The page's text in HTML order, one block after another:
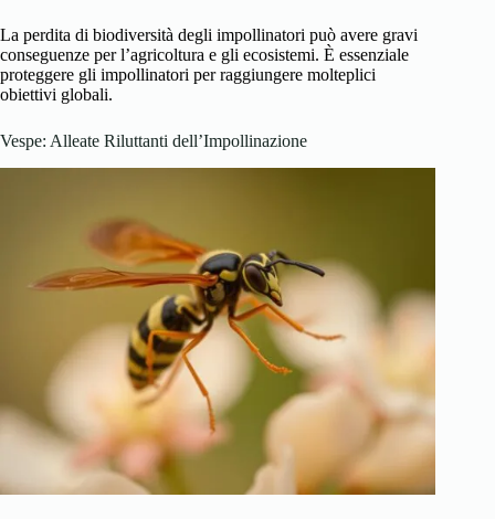
La perdita di biodiversità degli impollinatori può avere gravi
conseguenze per l’agricoltura e gli ecosistemi. È essenziale
proteggere gli impollinatori per raggiungere molteplici
obiettivi globali.
Vespe: Alleate Riluttanti dell’Impollinazione